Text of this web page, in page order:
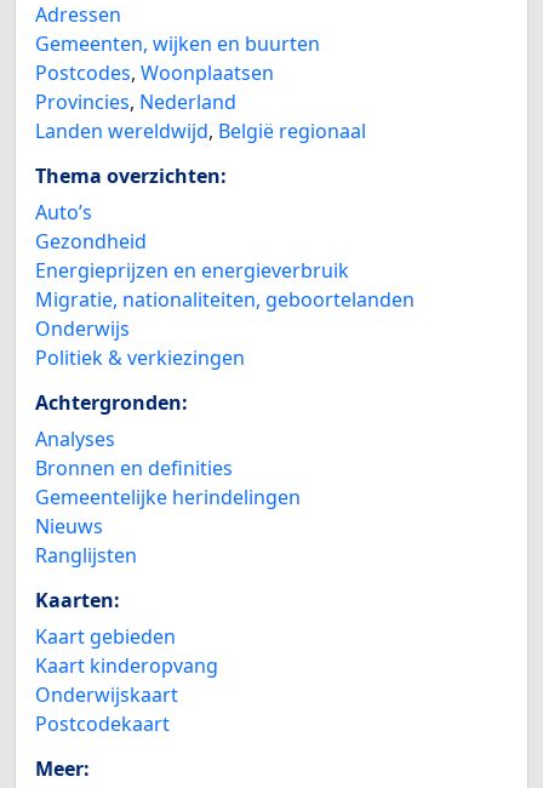
Adressen
Gemeenten, wijken en buurten
Postcodes, Woonplaatsen
Provincies, Nederland
Landen wereldwijd, België regionaal
Thema overzichten:
Auto’s
Gezondheid
Energieprijzen en energieverbruik
Migratie, nationaliteiten, geboortelanden
Onderwijs
Politiek & verkiezingen
Achtergronden:
Analyses
Bronnen en definities
Gemeentelijke herindelingen
Nieuws
Ranglijsten
Kaarten:
Kaart gebieden
Kaart kinderopvang
Onderwijskaart
Postcodekaart
Meer: